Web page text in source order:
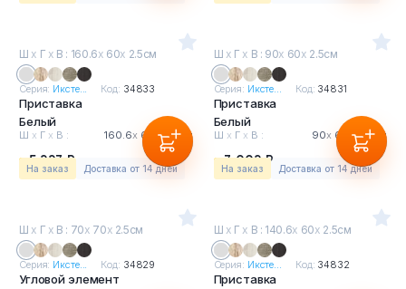
Ш х Г х В : 160.6х 60х 2.5см
Серия: Иксте... Код: 34833
Приставка
Белый
Ш х Г х В : 160.6х60 х2.5см
5 223 Р
На заказ Доставка от 14 дней
Ш х Г х В : 90х 60х 2.5см
Серия: Иксте... Код: 34831
Приставка
Белый
Ш х Г х В : 90х 60 х2.5см
3 002 Р
На заказ Доставка от 14 дней
Ш х Г х В : 70х 70х 2.5см
Серия: Иксте... Код: 34829
Угловой элемент
Ш х Г х В : 140.6х 60х 2.5см
Серия: Иксте... Код: 34832
Приставка